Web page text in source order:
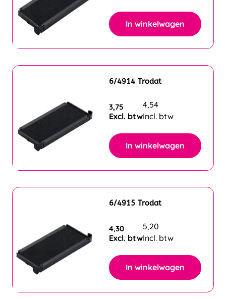
In winkelwagen
6/4914 Trodat
3,75
Excl. btw
4,54
Incl. btw
In winkelwagen
6/4915 Trodat
4,30
Excl. btw
5,20
Incl. btw
In winkelwagen